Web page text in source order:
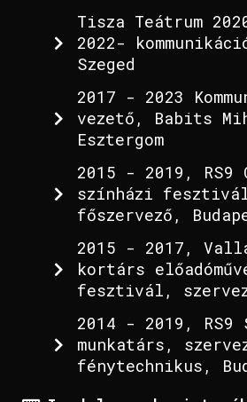
Tisza Teátrum
2022-
Szeged
2017 - 2023
vezető, Babits
Esztergom
2015 - 2019, RS9
színházi
főszervező,
2015 - 2017,
kortárs
fesztivál,
2014 - 2019, RS9
munkatárs,
fénytechnikus,